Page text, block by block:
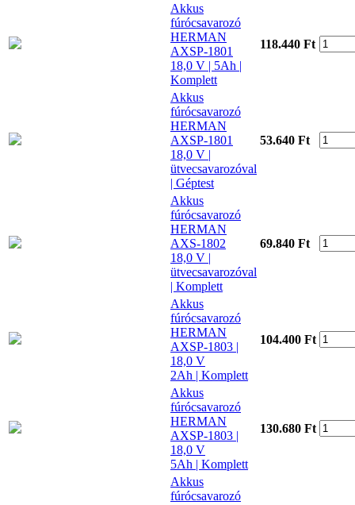
Akkus
fúrócsavarozó
HERMAN
AXSP-1801
18,0 V | 5Ah |
Komplett
118.440 Ft
Akkus
fúrócsavarozó
HERMAN
AXSP-1801
18,0 V |
ütvecsavarozóval
| Géptest
53.640 Ft
Akkus
fúrócsavarozó
HERMAN
AXS-1802
18,0 V |
ütvecsavarozóval
| Komplett
69.840 Ft
Akkus
fúrócsavarozó
HERMAN
AXSP-1803 |
18,0 V
2Ah | Komplett
104.400 Ft
Akkus
fúrócsavarozó
HERMAN
AXSP-1803 |
18,0 V
5Ah | Komplett
130.680 Ft
Akkus
fúrócsavarozó